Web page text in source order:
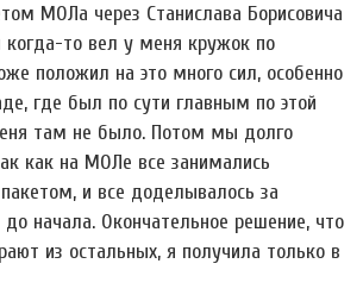
МОЛа через Станислава Борисовича
когда-то вел у меня кружок по
положил на это много сил, особенно
где был по сути главным по этой
там не было. Потом мы долго
как на МОЛе все занимались
и все доделывалось за
начала. Окончательное решение, что
из остальных, я получила только в